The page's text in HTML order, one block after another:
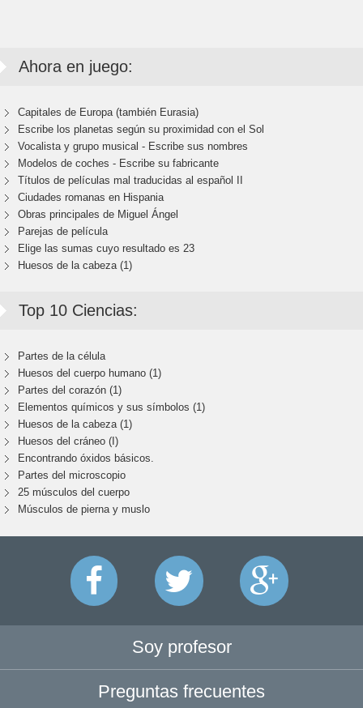
Ahora en juego:
Capitales de Europa (también Eurasia)
Escribe los planetas según su proximidad con el Sol
Vocalista y grupo musical - Escribe sus nombres
Modelos de coches - Escribe su fabricante
Títulos de películas mal traducidas al español II
Ciudades romanas en Hispania
Obras principales de Miguel Ángel
Parejas de película
Elige las sumas cuyo resultado es 23
Huesos de la cabeza (1)
Top 10 Ciencias:
Partes de la célula
Huesos del cuerpo humano (1)
Partes del corazón (1)
Elementos químicos y sus símbolos (1)
Huesos de la cabeza (1)
Huesos del cráneo (I)
Encontrando óxidos básicos.
Partes del microscopio
25 músculos del cuerpo
Músculos de pierna y muslo
Soy profesor
Preguntas frecuentes